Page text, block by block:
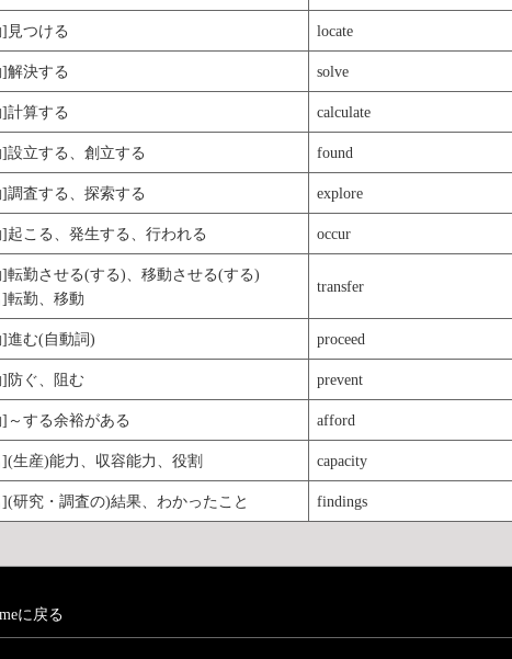
見つける locate
解決する solve
計算する calculate
設立する、創立する found
調査する、探索する explore
起こる、発生する、行われる occur
転勤させる(する)、移動させる(する)
転勤、移動
transfer
進む(自動詞) proceed
防ぐ、阻む prevent
～する余裕がある afford
生産)能力、収容能力、役割 capacity
研究・調査の)結果、わかったこと findings
に戻る